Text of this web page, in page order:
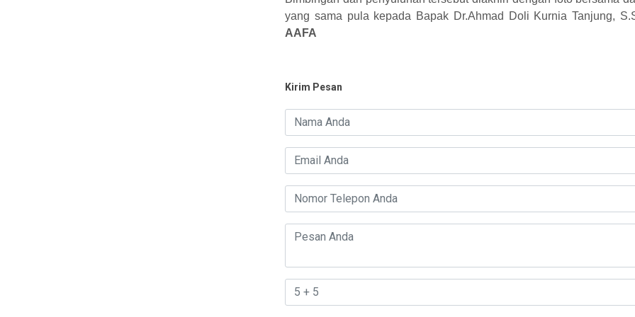
yang sama pula kepada Bapak Dr.Ahmad Doli Kurnia Tanjung,
AAFA
Kirim Pesan